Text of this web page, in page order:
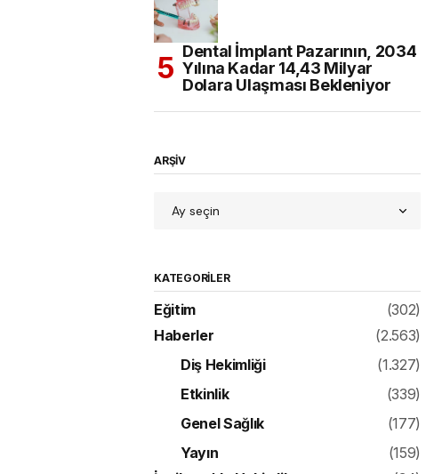
Dental İmplant Pazarının, 2034
Yılına Kadar 14,43 Milyar
Dolara Ulaşması Bekleniyor
ARŞİV
KATEGORILER
Eğitim
(302)
Haberler
(2.563)
Diş Hekimliği
(1.327)
Etkinlik
(339)
Genel Sağlık
(177)
Yayın
(159)